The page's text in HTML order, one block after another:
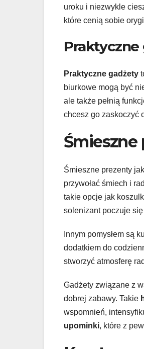
uroku i niezwykle
które cenią sobie
Praktyczne
Praktyczne gadżety
biurkowe mogą być
ale także pełnią
chcesz go zaskoczyć
Śmieszne
Śmieszne prezenty
przywołać śmiech i
takie opcje jak
solenizant poczuje
Innym pomysłem są
dodatkiem do
stworzyć atmosferę
Gadżety związane z
dobrej zabawy. Takie
wspomnień,
upominki, które z